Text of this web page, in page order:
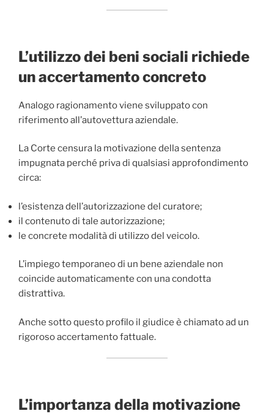
L’utilizzo dei beni sociali richiede
un accertamento concreto
Analogo ragionamento viene sviluppato con
riferimento all’autovettura aziendale.
La Corte censura la motivazione della sentenza
impugnata perché priva di qualsiasi approfondimento
circa:
l’esistenza dell’autorizzazione del curatore;
il contenuto di tale autorizzazione;
le concrete modalità di utilizzo del veicolo.
L’impiego temporaneo di un bene aziendale non
coincide automaticamente con una condotta
distrattiva.
Anche sotto questo profilo il giudice è chiamato ad un
rigoroso accertamento fattuale.
L’importanza della motivazione